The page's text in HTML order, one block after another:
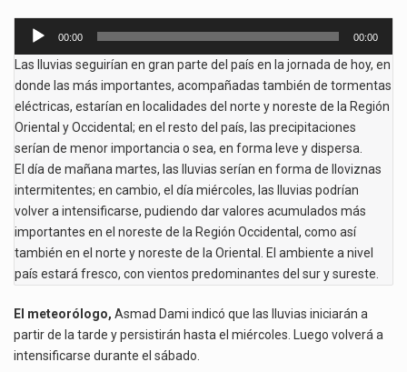
Reproductor
audio
00:00 00:00
Las lluvias seguirían en gran parte del país en la jornada de hoy, en
donde las más importantes, acompañadas también de tormentas
eléctricas, estarían en localidades del norte y noreste de la Región
Oriental y Occidental; en el resto del país, las precipitaciones
serían de menor importancia o sea, en forma leve y dispersa.
El día de mañana martes, las lluvias serían en forma de lloviznas
intermitentes; en cambio, el día miércoles, las lluvias podrían
volver a intensificarse, pudiendo dar valores acumulados más
importantes en el noreste de la Región Occidental, como así
también en el norte y noreste de la Oriental. El ambiente a nivel
país estará fresco, con vientos predominantes del sur y sureste.
El meteorólogo, Asmad Dami indicó que las lluvias iniciarán a
partir de la tarde y persistirán hasta el miércoles. Luego volverá a
intensificarse durante el sábado.